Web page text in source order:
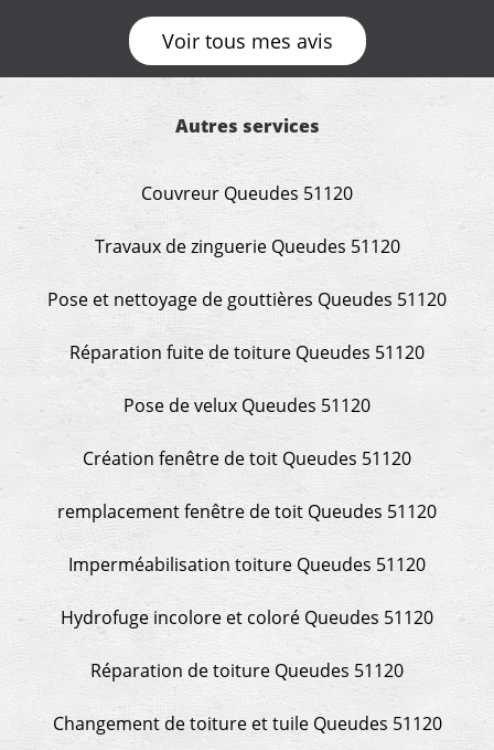
l’oiseau jusqu’à ce qu’il reprenne ses esprits et
puisse s’envoler. Après quoi il a procédé au
ramonage de notre insert avec dextérité et une
nombreux conseils concernant d’autres sujets. Un
entrepreneur comme on souhaite en rencontrer.
Voir tous mes avis
Autres services
Couvreur Queudes 51120
Travaux de zinguerie Queudes 51120
Pose et nettoyage de gouttières Queudes 51120
Réparation fuite de toiture Queudes 51120
Pose de velux Queudes 51120
Création fenêtre de toit Queudes 51120
remplacement fenêtre de toit Queudes 51120
Imperméabilisation toiture Queudes 51120
Hydrofuge incolore et coloré Queudes 51120
Réparation de toiture Queudes 51120
Changement de toiture et tuile Queudes 51120